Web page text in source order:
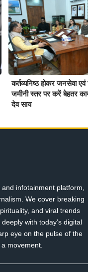
कर्तव्यनिष्ठ होकर जनसेवा
जमीनी स्तर पर करें बेहतर
देव साय
infotainment platform,
We cover breaking
and viral trends
with today’s digital
eye on the pulse of the
movement.